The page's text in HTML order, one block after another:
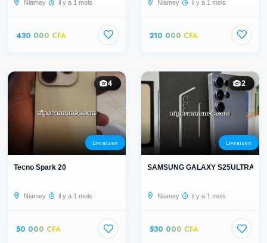
Niamey il y a 1 mois
430 000 CFA
Niamey il y a 1 mois
210 000 CFA
4
Livraison
Tecno Spark 20
Niamey il y a 1 mois
50 000 CFA
2
Livraison
SAMSUNG GALAXY S25ULTRA
Niamey il y a 1 mois
530 000 CFA